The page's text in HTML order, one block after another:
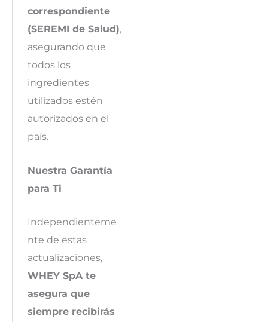
correspondiente
(SEREMI de Salud),
asegurando que
todos los
ingredientes
utilizados estén
autorizados en el
país.
Nuestra Garantía
para Ti
Independienteme
nte de estas
actualizaciones,
WHEY SpA te
asegura que
siempre recibirás